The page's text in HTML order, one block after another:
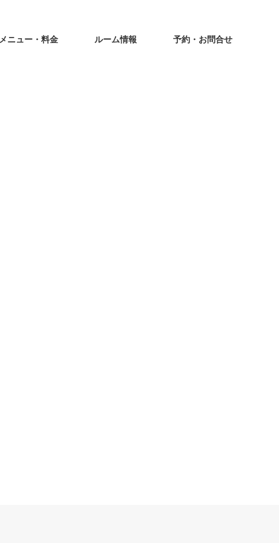
メニュー・料金 ルーム情報 予約・お問合せ